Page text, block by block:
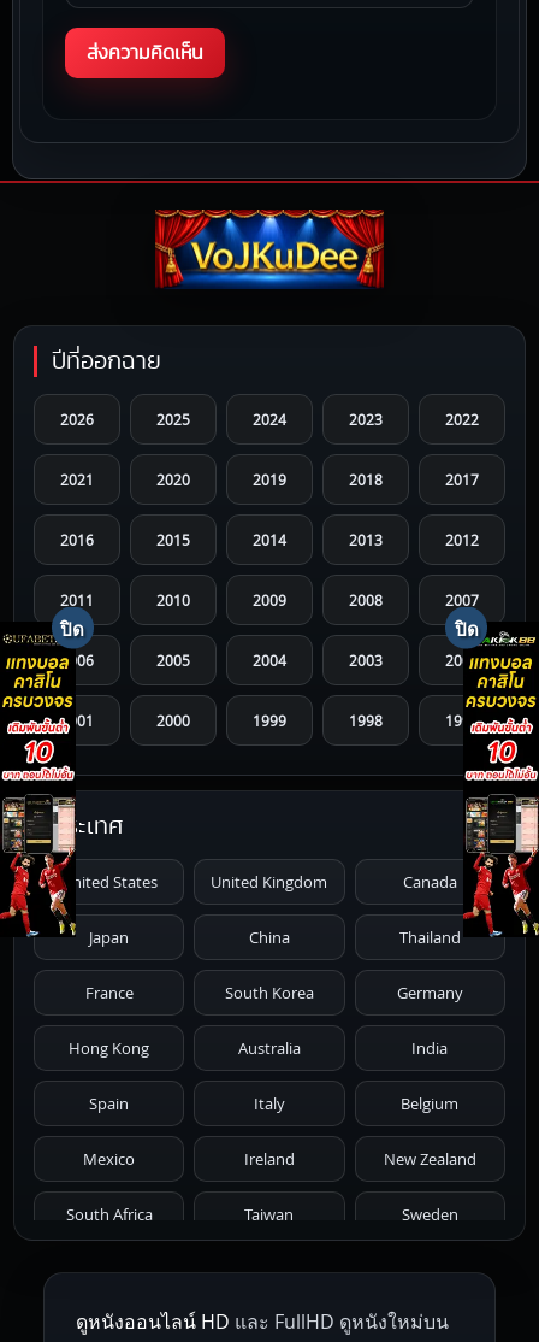
ปีที่ออกฉาย
2026 2025 2024 2023 2022
2021 2020 2019 2018 2017
2016 2015 2014 2013 2012
2011 2010 2009 2008 2007
2006 2005 2004 2003 2002
2001 2000 1999 1998 1997
1996 1995 1994 1993 1992
1991 1987
1986 1985 1984 1983 1982
1981 1980 1979 1978 1977
1976 1975 1974 1973 1972
1971 1970 1969 1968 1967
1966 1965 1964 1963 1962
1959 1955
1945 1942 1941 1940 1939
ประเทศ
United States United Kingdom Canada
Japan China Thailand
France South Korea Germany
Hong Kong Australia India
Spain Italy Belgium
Mexico Ireland New Zealand
South Africa Taiwan Sweden
Netherlands Russia Poland
Hungary Denmark Bulgaria
ดูหนังออนไลน์ HD และ FullHD ดูหนังใหม่บน